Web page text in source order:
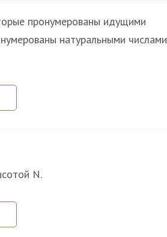
пронумерованы идущими
натуральными числами
N.